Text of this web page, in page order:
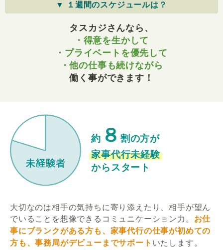
▼ １週間のスケジュールは？
タスカジさんなら、
・得意を生かして
・プライベートを優先して
・他の仕事も続けながら
働く事ができます！
約 ８ 割の方が
家事代行未経験
からスタート
大切なのは相手の気持ちに寄り添えたり、相手が望ん
でいることを想像できるコミュニケーション力。 お仕
事にブランクがある方も、家事代行の仕事が初めての
方も、事務局がデビューまでサポート いたします。